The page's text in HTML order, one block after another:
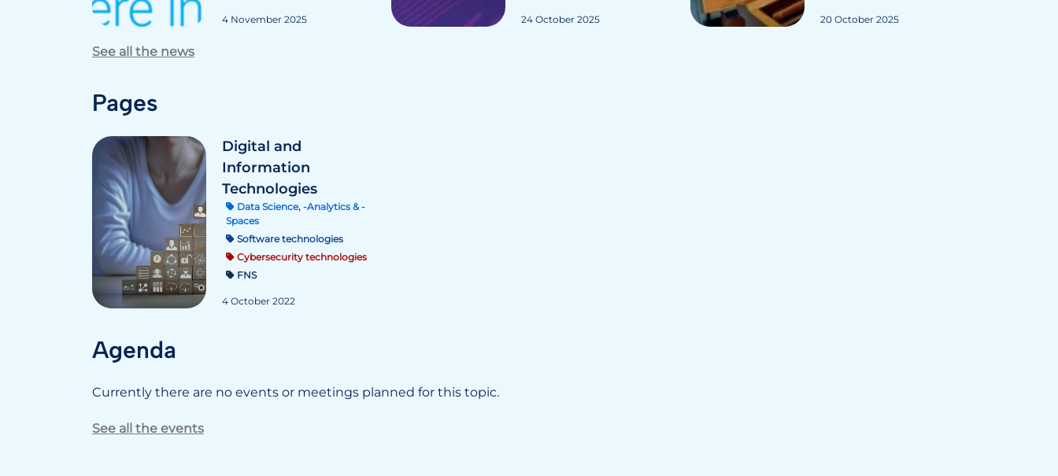
4 November 2025 24 October 2025 20 October 2025
See all the news
Pages
Digital and
Information
Technologies
Data Science, -Analytics & -
Spaces
Software technologies
Cybersecurity technologies
FNS
4 October 2022
Agenda
Currently there are no events or meetings planned for this topic.
See all the events